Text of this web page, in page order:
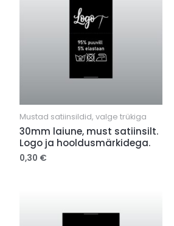
Mustad satiinsildid, valge trükiga
30mm laiune, must satiinsilt.
Logo ja hooldusmärkidega.
0,30 €